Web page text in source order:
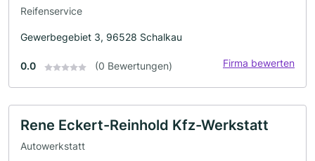
Reifenservice
Gewerbegebiet 3, 96528 Schalkau
0.0 (0 Bewertungen) Firma bewerten
Rene Eckert-Reinhold Kfz-Werkstatt
Autowerkstatt